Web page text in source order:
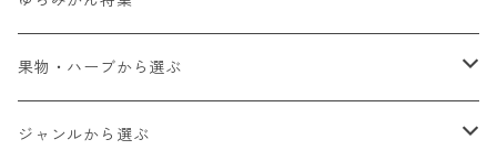
果物・ハーブから選ぶ
ゆらみかん
ジャンルから選ぶ